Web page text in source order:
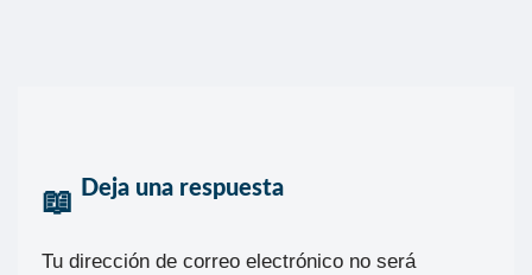
Deja una respuesta
Tu dirección de correo electrónico no será